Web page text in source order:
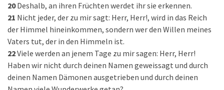
20 Deshalb, an ihren Früchten werdet ihr sie erkennen.
21 Nicht jeder, der zu mir sagt: Herr, Herr!, wird in das Reich
der Himmel hineinkommen, sondern wer den Willen meines
Vaters tut, der in den Himmeln ist.
22Viele werden an jenem Tage zu mir sagen: Herr, Herr!
Haben wir nicht durch deinen Namen geweissagt und durch
deinen Namen Dämonen ausgetrieben und durch deinen